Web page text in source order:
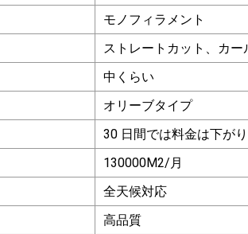
モノフィラメント
ストレートカット、カー
中くらい
オリーブタイプ
30 日間では料金は下が
130000M2/月
全天候対応
高品質